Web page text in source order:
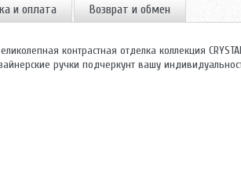
и оплата Возврат и обмен
контрастная отделка коллекция
ручки подчеркунт вашу